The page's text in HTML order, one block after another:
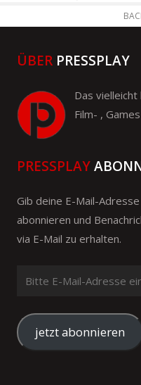
ÜBER PRESSPLAY
Das
Film- ,
PRESSPLAY
Gib deine E-Mail-
abonnieren und
via E-Mail zu erhalten.
Mail-
Adresse
eingeben
jetzt abonnieren